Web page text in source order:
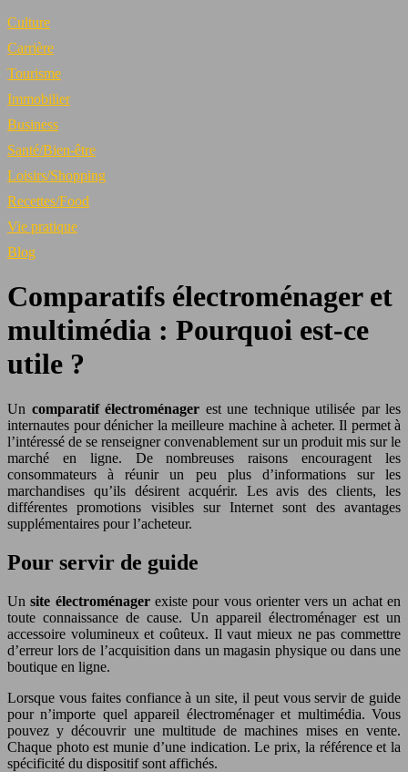
Culture
Carrière
Tourisme
Immobilier
Business
Santé/Bien-être
Loisirs/Shopping
Recettes/Food
Vie pratique
Blog
Comparatifs électroménager et
multimédia : Pourquoi est-ce
utile ?
Un comparatif électroménager est une technique utilisée par les
internautes pour dénicher la meilleure machine à acheter. Il permet à
l’intéressé de se renseigner convenablement sur un produit mis sur le
marché en ligne. De nombreuses raisons encouragent les
consommateurs à réunir un peu plus d’informations sur les
marchandises qu’ils désirent acquérir. Les avis des clients, les
différentes promotions visibles sur Internet sont des avantages
supplémentaires pour l’acheteur.
Pour servir de guide
Unsite électroménagerexiste pour vous orienter vers un achat en
toute connaissance de cause. Un appareil électroménager est un
accessoire volumineux et coûteux. Il vaut mieux ne pas commettre
d’erreur lors de l’acquisition dans un magasin physique ou dans une
boutique en ligne.
Lorsque vous faites confiance à un site, il peut vous servir de guide
pour n’importe quel appareil électroménager et multimédia. Vous
pouvez y découvrir une multitude de machines mises en vente.
Chaque photo est munie d’une indication. Le prix, la référence et la
spécificité du dispositif sont affichés.